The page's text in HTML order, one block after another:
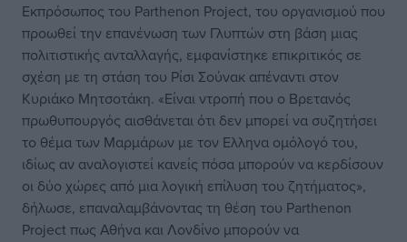
Εκπρόσωπος του Parthenon Project, του οργανισμού που
προωθεί την επανένωση των Γλυπτών στη βάση μιας
πολιτιστικής ανταλλαγής, εμφανίστηκε επικριτικός σε
σχέση με τη στάση του Ρίσι Σούνακ απέναντι στον
Κυριάκο Μητσοτάκη. «Είναι ντροπή που ο Βρετανός
πρωθυπουργός αισθάνεται ότι δεν μπορεί να συζητήσει
το θέμα των Μαρμάρων με τον Ελληνα ομόλογό του,
ιδίως αν αναλογιστεί κανείς πόσα μπορούν να κερδίσουν
οι δύο χώρες από μια λογική επίλυση του ζητήματος»,
δήλωσε, επαναλαμβάνοντας τη θέση του Parthenon
Project πως Αθήνα και Λονδίνο μπορούν να